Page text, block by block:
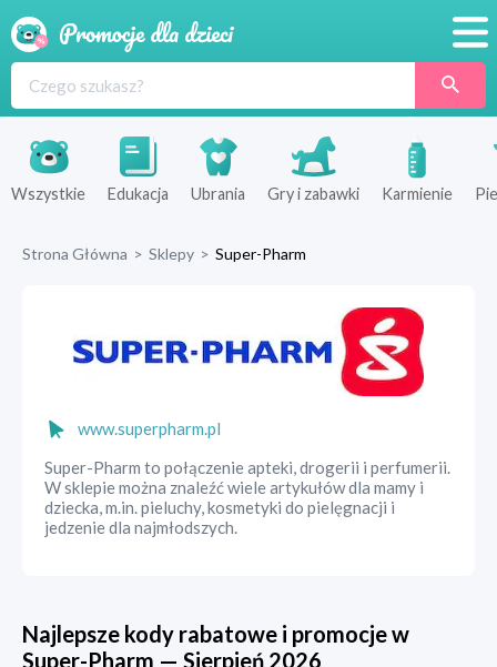
Produkty
Sklepy
Wszystkie Edukacja Ubrania Gry i zabawki Karmienie
Strona Główna > Sklepy > Super-Pharm
www.superpharm.pl
Super-Pharm to połączenie apteki, drogerii i perfumerii.
W sklepie można znaleźć wiele artykułów dla mamy i
dziecka, m.in. pieluchy, kosmetyki do pielęgnacji i
jedzenie dla najmłodszych.
Najlepsze kody rabatowe i promocje w
Super-Pharm — Sierpień 2026